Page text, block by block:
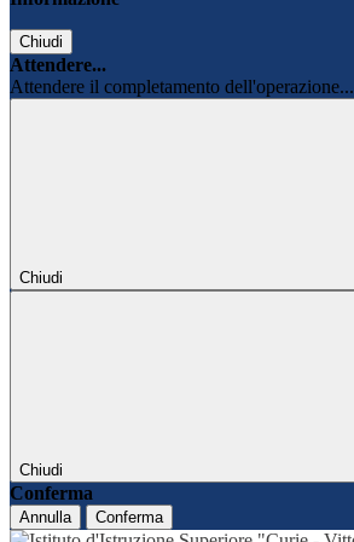
Chiudi
Attendere...
Attendere il completamento dell'operazione...
Chiudi
Chiudi
Conferma
Annulla Conferma